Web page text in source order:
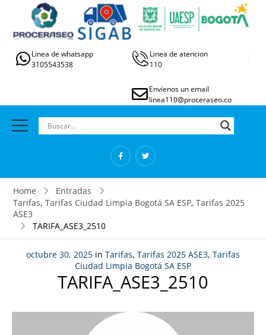
Linea de whatsapp
3105543538
Linea de atencion
110
Envíenos un email
linea110@proceraseo.co
Home
Entradas
Tarifas, Tarifas Ciudad Limpia Bogotá SA ESP, Tarifas 2025
ASE3
TARIFA_ASE3_2510
octubre 30, 2025 in Tarifas, Tarifas 2025 ASE3, Tarifas
Ciudad Limpia Bogotá SA ESP
TARIFA_ASE3_2510